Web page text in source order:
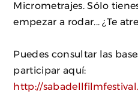
Micrometrajes. Sólo
empezar a rodar... ¿Te
Puedes consultar las
participar aquí:
http://